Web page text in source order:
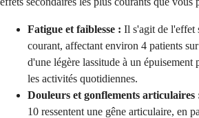
Fatigue et faiblesse : Il s'agit de l'effet
courant, affectant environ 4 patients
d'une légère lassitude à un
les activités quotidiennes.
Douleurs et gonflements articulaires
10 ressentent une gêne articulaire, en